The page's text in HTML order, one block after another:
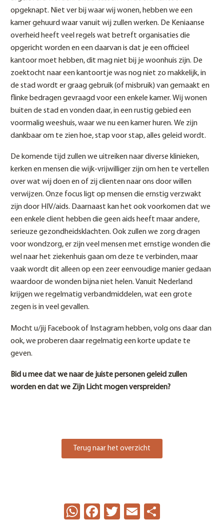
opgeknapt. Niet ver bij waar wij wonen, hebben we een
kamer gehuurd waar vanuit wij zullen werken. De Keniaanse
overheid heeft veel regels wat betreft organisaties die
opgericht worden en een daarvan is dat je een officieel
kantoor moet hebben, dit mag niet bij je woonhuis zijn. De
zoektocht naar een kantoortje was nog niet zo makkelijk, in
de stad wordt er graag gebruik (of misbruik) van gemaakt en
flinke bedragen gevraagd voor een enkele kamer. Wij wonen
buiten de stad en vonden daar, in een rustig gebied een
voormalig weeshuis, waar we nu een kamer huren. We zijn
dankbaar om te zien hoe, stap voor stap, alles geleid wordt.
De komende tijd zullen we uitreiken naar diverse klinieken,
kerken en mensen die wijk-vrijwilliger zijn om hen te vertellen
over wat wij doen en of zij clienten naar ons door willen
verwijzen. Onze focus ligt op mensen die ernstig verzwakt
zijn door HIV/aids. Daarnaast kan het ook voorkomen dat we
een enkele client hebben die geen aids heeft maar andere,
serieuze gezondheidsklachten. Ook zullen we zorg dragen
voor wondzorg, er zijn veel mensen met ernstige wonden die
wel naar het ziekenhuis gaan om deze te verbinden, maar
vaak wordt dit alleen op een zeer eenvoudige manier gedaan
waardoor de wonden bijna niet helen. Vanuit Nederland
krijgen we regelmatig verbandmiddelen, wat een grote
zegen is in veel gevallen.
Mocht u/jij Facebook of Instagram hebben, volg ons daar dan
ook, we proberen daar regelmatig een korte update te
geven.
Bid u mee dat we naar de juiste personen geleid zullen
worden en dat we Zijn Licht mogen verspreiden?
Terug naar het overzicht
WhatsApp
Facebook
Twitter
Email